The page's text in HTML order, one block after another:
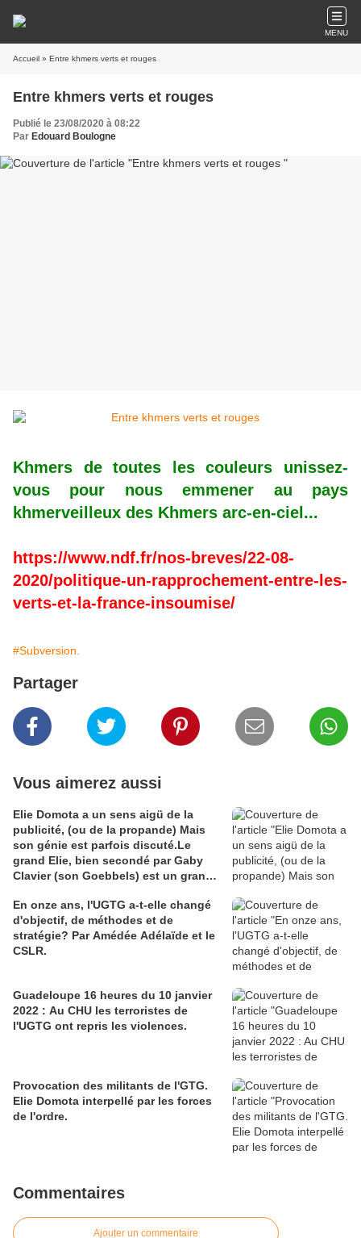
MENU
Accueil » Entre khmers verts et rouges
Entre khmers verts et rouges
Publié le 23/08/2020 à 08:22
Par Edouard Boulogne
Khmers de toutes les couleurs unissez-
vous pour nous emmener au pays
khmerveilleux des Khmers arc-en-ciel...
https://www.ndf.fr/nos-breves/22-08-
2020/politique-un-rapprochement-entre-les-
verts-et-la-france-insoumise/
#Subversion.
Partager
Vous aimerez aussi
Elie Domota a un sens aigü de la
publicité, (ou de la propande) Mais
son génie est parfois discuté.Le
grand Elie, bien secondé par Gaby
Clavier (son Goebbels) est un grand
de quoi ? Les Guadeloupéens sont
divisés à ce sujet et Elie en voudra à
leur majorité que son génie ne séduit
pas. C'est comme en amour le fluide
En onze ans, l'UGTG a-t-elle changé
d'objectif, de méthodes et de
stratégie? Par Amédée Adélaïde et le
CSLR.
Guadeloupe 16 heures du 10 janvier
2022 : Au CHU les terroristes de
l'UGTG ont repris les violences.
Provocation des militants de l'GTG.
Elie Domota interpellé par les forces
de l'ordre.
Commentaires
Ajouter un commentaire